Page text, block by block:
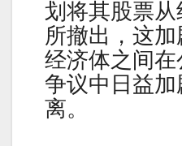
划将其股票
所撤出，这
经济体之间
争议中日益
离。